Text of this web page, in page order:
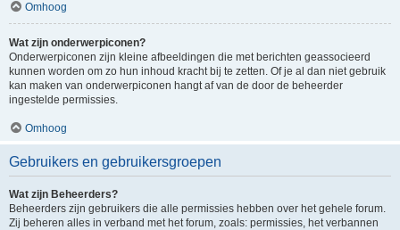
Omhoog
Wat zijn onderwerpiconen?
Onderwerpiconen zijn kleine afbeeldingen die met berichten geassocieerd
kunnen worden om zo hun inhoud kracht bij te zetten. Of je al dan niet gebruik
kan maken van onderwerpiconen hangt af van de door de beheerder
ingestelde permissies.
Omhoog
Gebruikers en gebruikersgroepen
Wat zijn Beheerders?
Beheerders zijn gebruikers die alle permissies hebben over het gehele forum.
Zij beheren alles in verband met het forum, zoals: permissies, het verbannen